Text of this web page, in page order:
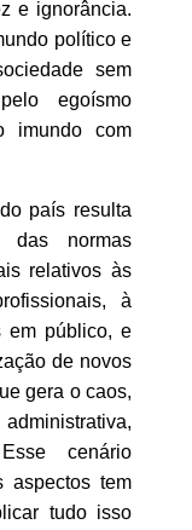
e ignorância.
político e
sem
egoísmo
imundo com
país resulta
das normas
relativos às
à
em público, e
de novos
gera o caos,
cenário
aspectos tem
tudo isso